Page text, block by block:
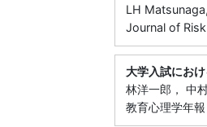
LH
Journal of
大学入試にお
林洋一郎， 中
教育心理学年